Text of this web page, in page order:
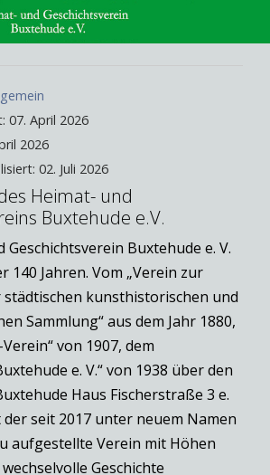
07. April 2026
2026
02. Juli 2026
Heimat- und
Buxtehude e.V.
Geschichtsverein Buxtehude e. V.
140 Jahren. Vom „Verein zur
kunsthistorischen und
Sammlung“ aus dem Jahr 1880,
von 1907, dem
e. V.“ von 1938 über den
Haus Fischerstraße 3 e.
der seit 2017 unter neuem Namen
aufgestellte Verein mit Höhen
Geschichte